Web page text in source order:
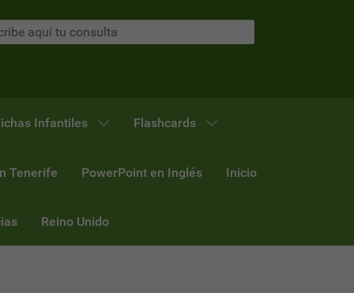
Infantiles Flashcards
Tenerife PowerPoint en Inglés Inicio
Reino Unido